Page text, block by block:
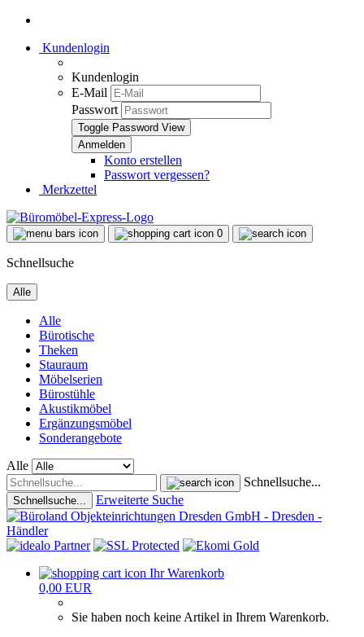
Kundenlogin
Kundenlogin
E-Mail
Passwort
Toggle Password View
Konto erstellen
Passwort vergessen?
Merkzettel
0
Schnellsuche
Alle
Alle
Bürotische
Theken
Stauraum
Möbelserien
Bürostühle
Akustikmöbel
Ergänzungsmöbel
Sonderangebote
Alle
Schnellsuche...
Schnellsuche... Erweiterte Suche
Ihr Warenkorb
0,00 EUR
Sie haben noch keine Artikel in Ihrem Warenkorb.